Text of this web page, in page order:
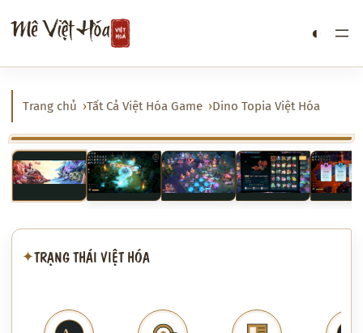
đến
nội
dung
Mê Việt Hóa ◐
Trang chủ Tất Cả Việt Hóa Game Dino Topia Việt Hóa
‹ ›
✦TRẠNG THÁI VIỆT HÓA